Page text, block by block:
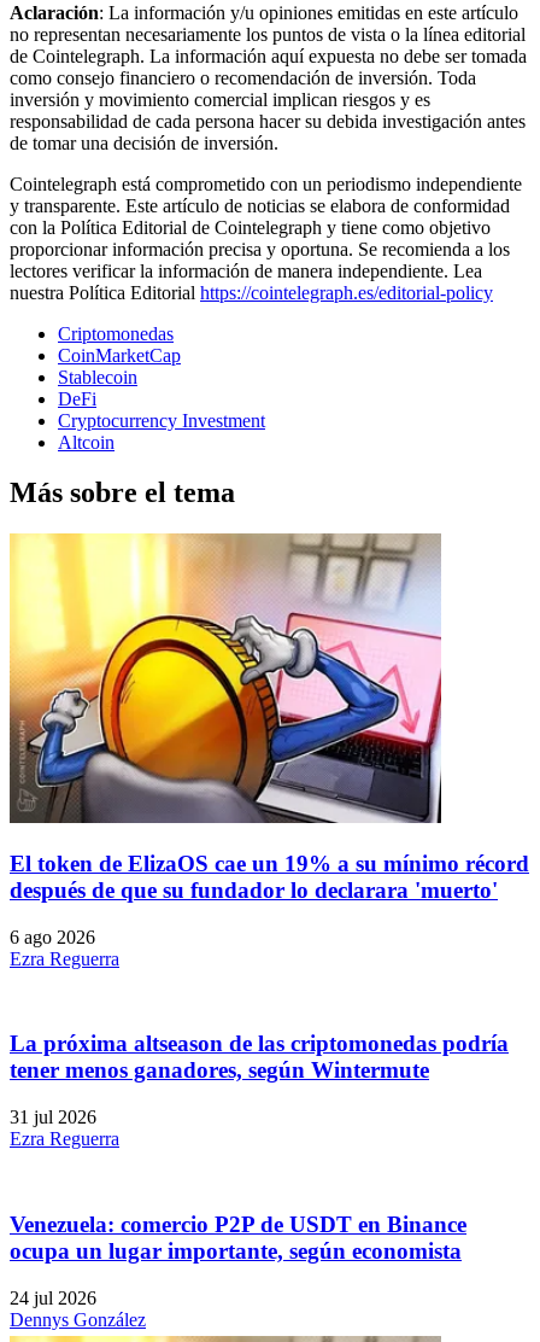
Aclaración: La información y/u opiniones emitidas en este artículo
no representan necesariamente los puntos de vista o la línea editorial
de Cointelegraph. La información aquí expuesta no debe ser tomada
como consejo financiero o recomendación de inversión. Toda
inversión y movimiento comercial implican riesgos y es
responsabilidad de cada persona hacer su debida investigación antes
de tomar una decisión de inversión.
Cointelegraph está comprometido con un periodismo independiente
y transparente. Este artículo de noticias se elabora de conformidad
con la Política Editorial de Cointelegraph y tiene como objetivo
proporcionar información precisa y oportuna. Se recomienda a los
lectores verificar la información de manera independiente. Lea
nuestra Política Editorial https://cointelegraph.es/editorial-policy
Criptomonedas
CoinMarketCap
Stablecoin
DeFi
Cryptocurrency Investment
Altcoin
Más sobre el tema
El token de ElizaOS cae un 19% a su mínimo récord
después de que su fundador lo declarara 'muerto'
6 ago 2026
Ezra Reguerra
La próxima altseason de las criptomonedas podría
tener menos ganadores, según Wintermute
31 jul 2026
Ezra Reguerra
Venezuela: comercio P2P de USDT en Binance
ocupa un lugar importante, según economista
24 jul 2026
Dennys González